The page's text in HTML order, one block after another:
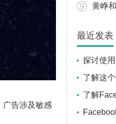
广告涉及敏感
黄峥
最近发表
探讨使
了解这
了解
关信息